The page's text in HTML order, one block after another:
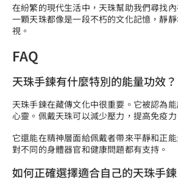
在紛繁的現代生活中，天珠幫助我們尋找
一顆天珠都像是一段不朽的文化記憶，靜
視。
FAQ
天珠手鍊有什麼特別的能量功效？
天珠手鍊在藏傳文化中很重要。它被認為
心靈。佩戴天珠可以減少壓力，提高免疫力
它還能在精神層面給佩戴者帶來平靜和正
對不同的身體器官和健康問題都有支持。
如何正確選擇適合自己的天珠手鍊